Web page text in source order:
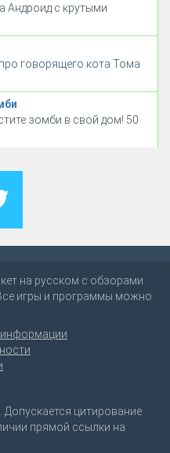
Андроид с крутыми
говорящего кота Тома
зомби в свой дом! 50
на русском с обзорами
игры и программы можно
информации
цитирование
прямой ссылки на